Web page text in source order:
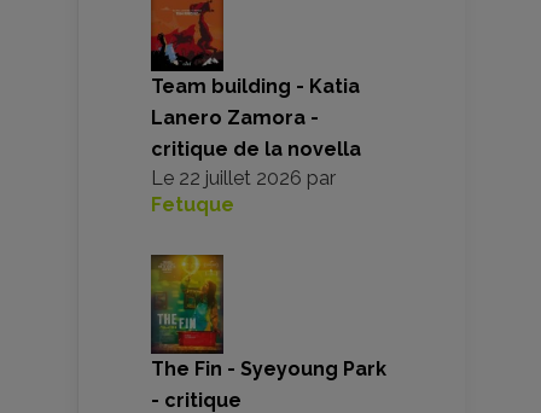
Team building - Katia
Lanero Zamora -
critique de la novella
Le 22 juillet 2026 par
Fetuque
The Fin - Syeyoung Park
- critique